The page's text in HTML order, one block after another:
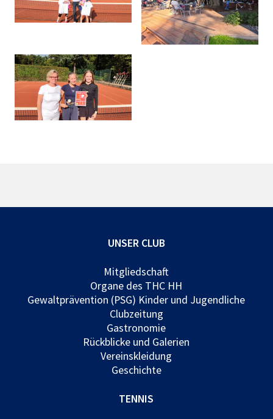
UNSER CLUB
Mitgliedschaft
Organe des THC HH
Gewaltprävention (PSG) Kinder und Jugendliche
Clubzeitung
Gastronomie
Rückblicke und Galerien
Vereinskleidung
Geschichte
TENNIS